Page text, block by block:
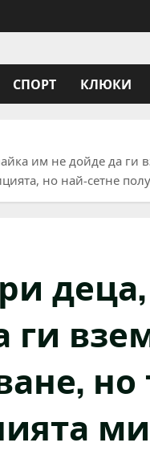
СПОРТ КЛЮКИ
им не дойде да
но най-сетне
ги